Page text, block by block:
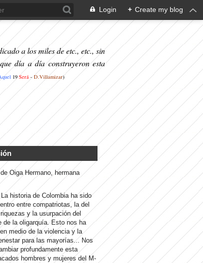
Login + Create my blog
a los miles de etc., etc., sin
día a día construyeron esta
19 Será - D.Villamizar)
Oiga Hermano, hermana
La historia de Colombia ha sido
entre compatriotas, la del
y la usurpación del
de la oligarquía. Esto nos ha
medio de la violencia y la
para las mayorías... Nos
profundamente esta
hombres y mujeres del M-